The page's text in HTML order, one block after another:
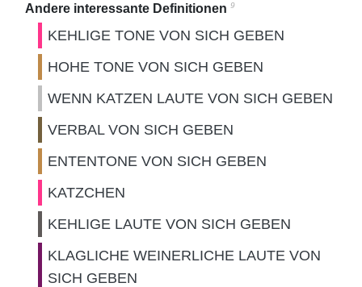
Andere interessante Definitionen 9
KEHLIGE TONE VON SICH GEBEN
HOHE TONE VON SICH GEBEN
WENN KATZEN LAUTE VON SICH GEBEN
VERBAL VON SICH GEBEN
ENTENTONE VON SICH GEBEN
KATZCHEN
KEHLIGE LAUTE VON SICH GEBEN
KLAGLICHE WEINERLICHE LAUTE VON
SICH GEBEN